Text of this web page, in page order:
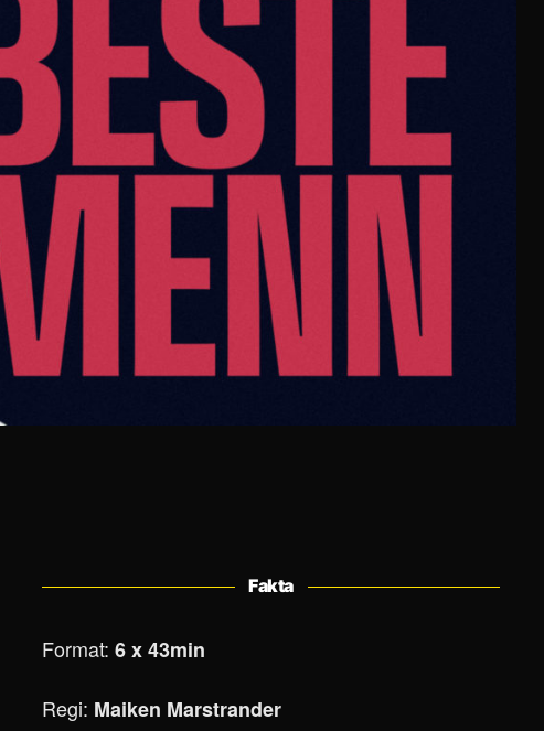
Fakta
Format:6 x 43min
Regi: Maiken Marstrander